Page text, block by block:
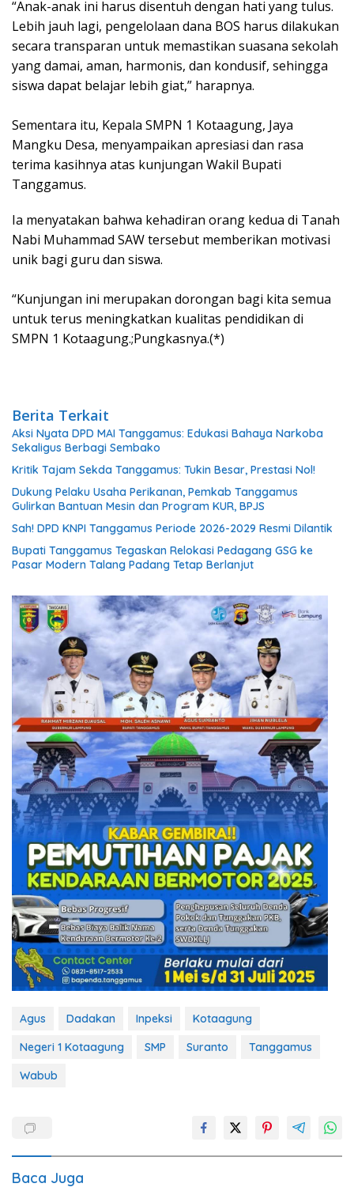
“Anak-anak ini harus disentuh dengan hati yang tulus.
Lebih jauh lagi, pengelolaan dana BOS harus dilakukan
secara transparan untuk memastikan suasana sekolah
yang damai, aman, harmonis, dan kondusif, sehingga
siswa dapat belajar lebih giat,” harapnya.
Sementara itu, Kepala SMPN 1 Kotaagung, Jaya
Mangku Desa, menyampaikan apresiasi dan rasa
terima kasihnya atas kunjungan Wakil Bupati
Tanggamus.
Ia menyatakan bahwa kehadiran orang kedua di Tanah
Nabi Muhammad SAW tersebut memberikan motivasi
unik bagi guru dan siswa.
“Kunjungan ini merupakan dorongan bagi kita semua
untuk terus meningkatkan kualitas pendidikan di
SMPN 1 Kotaagung.;Pungkasnya.(*)
Berita Terkait
Aksi Nyata DPD MAI Tanggamus: Edukasi Bahaya Narkoba
Sekaligus Berbagi Sembako
Kritik Tajam Sekda Tanggamus: Tukin Besar, Prestasi Nol!
Dukung Pelaku Usaha Perikanan, Pemkab Tanggamus
Gulirkan Bantuan Mesin dan Program KUR, BPJS
Sah! DPD KNPI Tanggamus Periode 2026-2029 Resmi Dilantik
Bupati Tanggamus Tegaskan Relokasi Pedagang GSG ke
Pasar Modern Talang Padang Tetap Berlanjut
Agus Dadakan Inpeksi
Kotaagung
Negeri 1 Kotaagung
SMP Suranto
Tanggamus
Wabub
Baca Juga